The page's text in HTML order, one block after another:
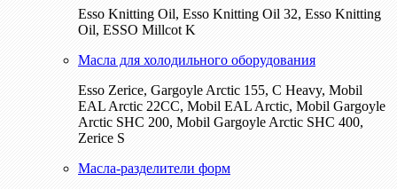
Esso Knitting Oil, Esso Knitting Oil 32, Esso Knitting
Oil, ESSO Millcot K
Масла для холодильного оборудования
Esso Zerice, Gargoyle Arctic 155, С Heavy, Mobil
EAL Arctic 22CC, Mobil EAL Arctic, Mobil Gargoyle
Arctic SHC 200, Mobil Gargoyle Arctic SHC 400,
Zerice S
Масла-разделители форм